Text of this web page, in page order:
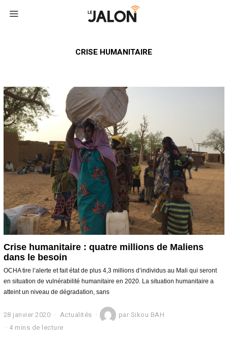
CRISE HUMANITAIRE
Crise humanitaire : quatre millions de Maliens
dans le besoin
OCHA tire l’alerte et fait état de plus 4,3 millions d’individus au Mali qui seront
en situation de vulnérabilité humanitaire en 2020. La situation humanitaire a
atteint un niveau de dégradation, sans
28 janvier 2020
9
j
Actualités par Sikou BAH
4 mins de lecture